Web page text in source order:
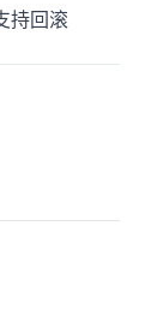
持回滚